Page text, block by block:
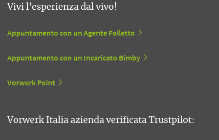
Vivi l'esperienza dal vivo!
Appuntamento con un Agente Folletto
Appuntamento con un Incaricato Bimby
Vorwerk Point
Vorwerk Italia azienda verificata Trustpilot: